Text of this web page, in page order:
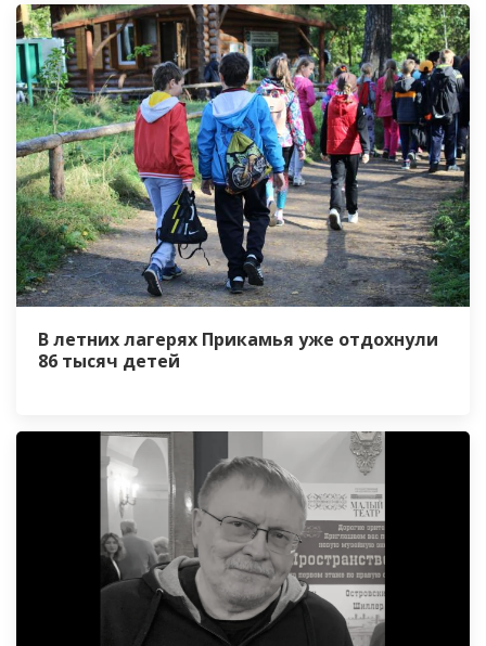
В летних лагерях Прикамья уже отдохнули
86 тысяч детей